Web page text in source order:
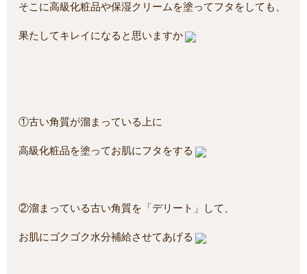
そこに高級化粧品や保湿クリームを塗ってフタをしても、
果たしてキレイになると思いますか
①古い角質が溜まっている上に
高級化粧品を塗ってお肌にフタをする
②溜まっている古い角質を「デリート」して、
お肌にゴクゴク水分補給させてあげる